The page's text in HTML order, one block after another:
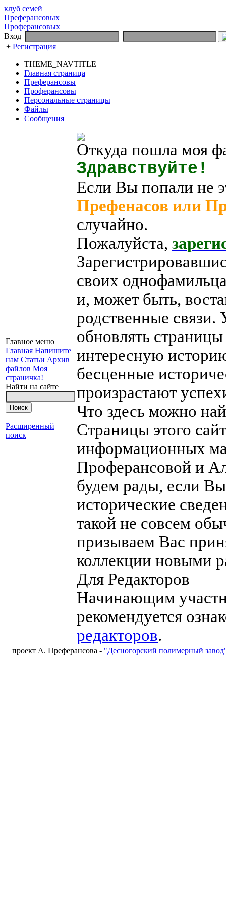
клуб семей
Преферансовых
Проферансовых
Вход
+ Регистрация
THEME_NAVTITLE
Главная страница
Преферансовы
Проферансовы
Персональные страницы
Файлы
Сообщения
Главное меню
Главная Напишите
нам Статьи Архив
файлов Моя
страничка!
Найти на сайте
Расширенный
поиск
Откуда пошла моя
Здравствуйте!
Если Вы попали не
Префенасов или
случайно.
Пожалуйста,
своих
и, может быть,
родственные связи.
обновлять страницы
интересную
бесценные
произрастают
Что здесь можно
Страницы этого
информационных
Проферансовой и
будем рады, если
исторические
такой не совсем
призываем Вас
коллекции новыми
Для Редакторов
Начинающим
рекомендуется
редакторов.
проект А. Преферансова - "Десногорский полимерный